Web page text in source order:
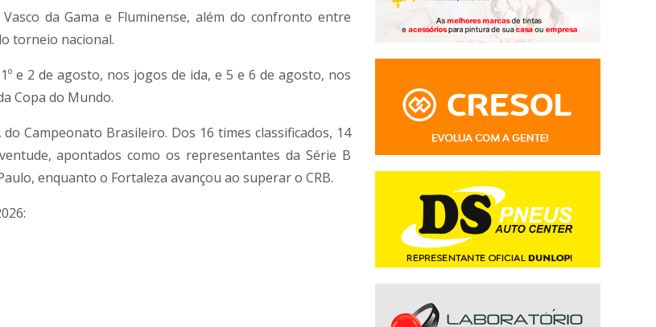
Vasco da Gama e Fluminense, além do confronto entre
torneio nacional.
e 2 de agosto, nos jogos de ida, e 5 e 6 de agosto, nos
Copa do Mundo.
Campeonato Brasileiro. Dos 16 times classificados, 14
, apontados como os representantes da Série B
, enquanto o Fortaleza avançou ao superar o CRB.